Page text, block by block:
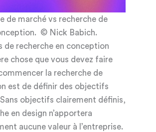
de marché vs recherche de
© Nick Babich.
de recherche en conception
chose que vous devez faire
la recherche de
est de définir des objectifs
objectifs clairement définis,
en design n’apportera
aucune valeur à l’entreprise.